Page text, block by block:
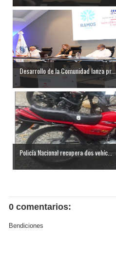
Desarrollo de la Comunidad lanza pr...
Policía Nacional recupera dos vehíc...
0 comentarios:
Bendiciones